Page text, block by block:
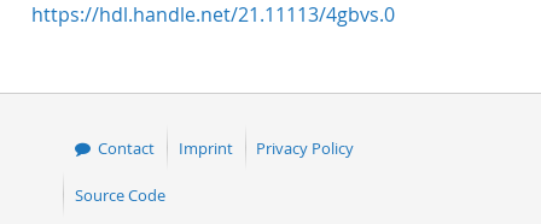
https://hdl.handle.net/21.11113/4gbvs.0
Contact Imprint Privacy Policy
Source Code